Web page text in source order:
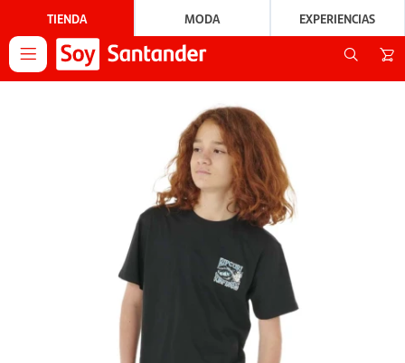
TIENDA MODA EXPERIENCIAS
